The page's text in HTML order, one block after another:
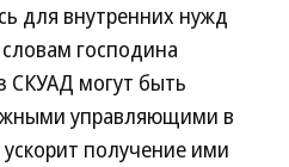
для внутренних нужд
господина
СКУАД могут быть
управляющими в
получение ими